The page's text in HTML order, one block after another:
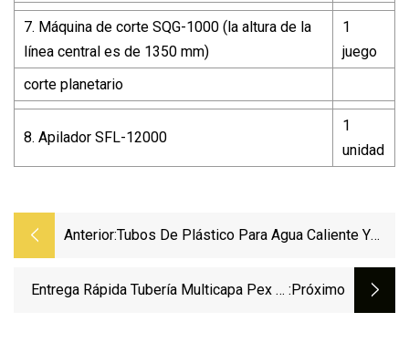
7. Máquina de corte SQG-1000 (la altura de la
línea central es de 1350 mm)
1
juego
corte planetario
8. Apilador SFL-12000
1
unidad
Anterior:Tubos De Plástico Para Agua Caliente Y
Material De Plomería PPR Instalación De
Entrega Rápida Tubería Multicapa Pex Al :próximo